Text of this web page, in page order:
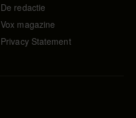
De redactie
Vox magazine
Privacy Statement